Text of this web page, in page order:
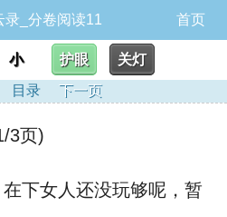
录_分卷阅读11 首页
小 护眼
关灯
目录 下一页
页)
下女人还没玩够呢，暂